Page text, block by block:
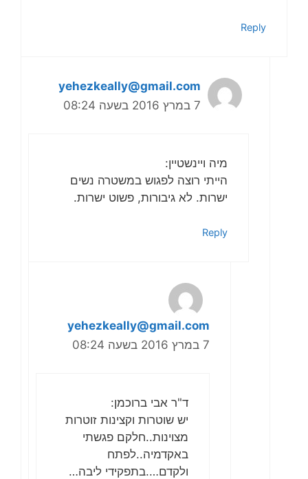
Reply
yehezkeally@gmail.com
7 במרץ 2016 בשעה 08:24
מיה ויינשטיין:
הייתי רוצה לפגוש במשטרה נשים
ישרות. לא גיבורות, פשוט ישרות.
Reply
yehezkeally@gmail.com
ד"ר אבי ברוכמן:
יש שוטרות וקצינות זוטרות
מצוינות..חלקם פגשתי
באקדמיה..לפתח
ולקדם….בתפקידי ליבה…